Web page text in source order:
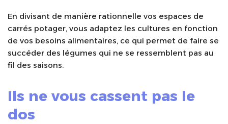
En divisant de manière rationnelle vos espaces de
carrés potager, vous adaptez les cultures en fonction
de vos besoins alimentaires, ce qui permet de faire se
succéder des légumes qui ne se ressemblent pas au
fil des saisons.
Ils ne vous cassent pas le
dos